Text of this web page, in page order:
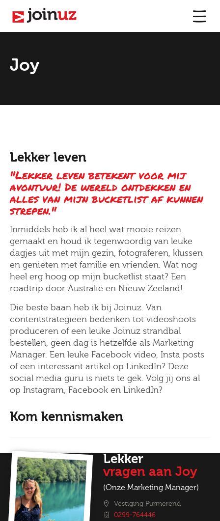
Joy
Lekker leven
"Lekker leven betekent voor mij
avontuur! De wereld ontdekken en
alles van mijn bucketlist af kunnen
strepen."
Inmiddels heb ik al heel wat mooie reizen
gemaakt en houd ik tegenwoordig van leuke
dagjes uit met mijn gezin, fotograferen, klussen
en genieten met familie en vrienden. Wat nog
heel erg hoog op mijn bucketlist staat? Een
roadtrip door Australië en Nieuw Zeeland!
Die beste baan heb ik bij Joinuz. Van
contentstrategieën bedenken tot videoshoots
produceren of een leuke Joinuz strandbal
bestellen, geen dag is hetzelfde als Marketing
Manager. Een leuke Facebook video, Insta posts
of een interessant artikel op LinkedIn? Deze
social media guru is niets te gek. Volg jij ons al
op Instagram, Facebook en LinkedIn?
Kom kennismaken
Lekker
vragen aan Joy
(Onze Marketing Manager)
Vestiging Purmerend
0299-764446